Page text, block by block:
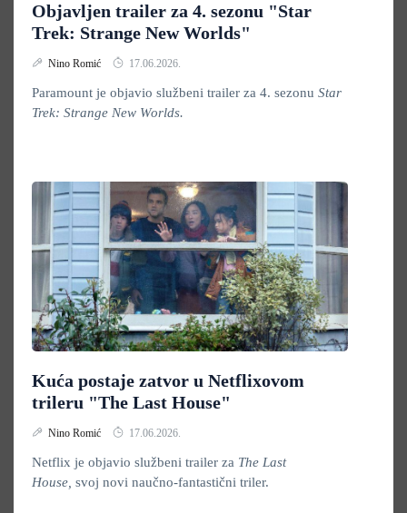
Objavljen trailer za 4. sezonu "Star
Trek: Strange New Worlds"
Nino Romić 17.06.2026.
Paramount je objavio službeni trailer za 4. sezonu Star
Trek: Strange New Worlds.
Kuća postaje zatvor u Netflixovom
trileru "The Last House"
Nino Romić 17.06.2026.
Netflix je objavio službeni trailer za The Last
House, svoj novi naučno-fantastični triler.